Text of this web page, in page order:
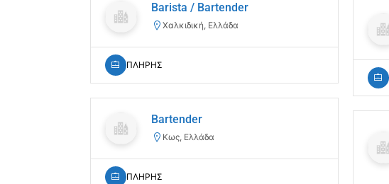
Barista / Bartender
Χαλκιδική, Ελλάδα
ΠΛΗΡΗΣ
Bartender
Κως, Ελλάδα
ΠΛΗΡΗΣ